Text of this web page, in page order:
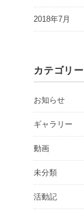
2018年7月
カテゴリー
お知らせ
ギャラリー
動画
未分類
活動記